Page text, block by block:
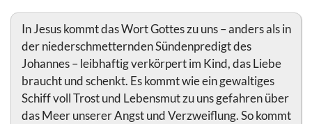
In Jesus kommt das Wort Gottes zu uns – anders als in
der niederschmetternden Sündenpredigt des
Johannes – leibhaftig verkörpert im Kind, das Liebe
braucht und schenkt. Es kommt wie ein gewaltiges
Schiff voll Trost und Lebensmut zu uns gefahren über
das Meer unserer Angst und Verzweiflung. So kommt